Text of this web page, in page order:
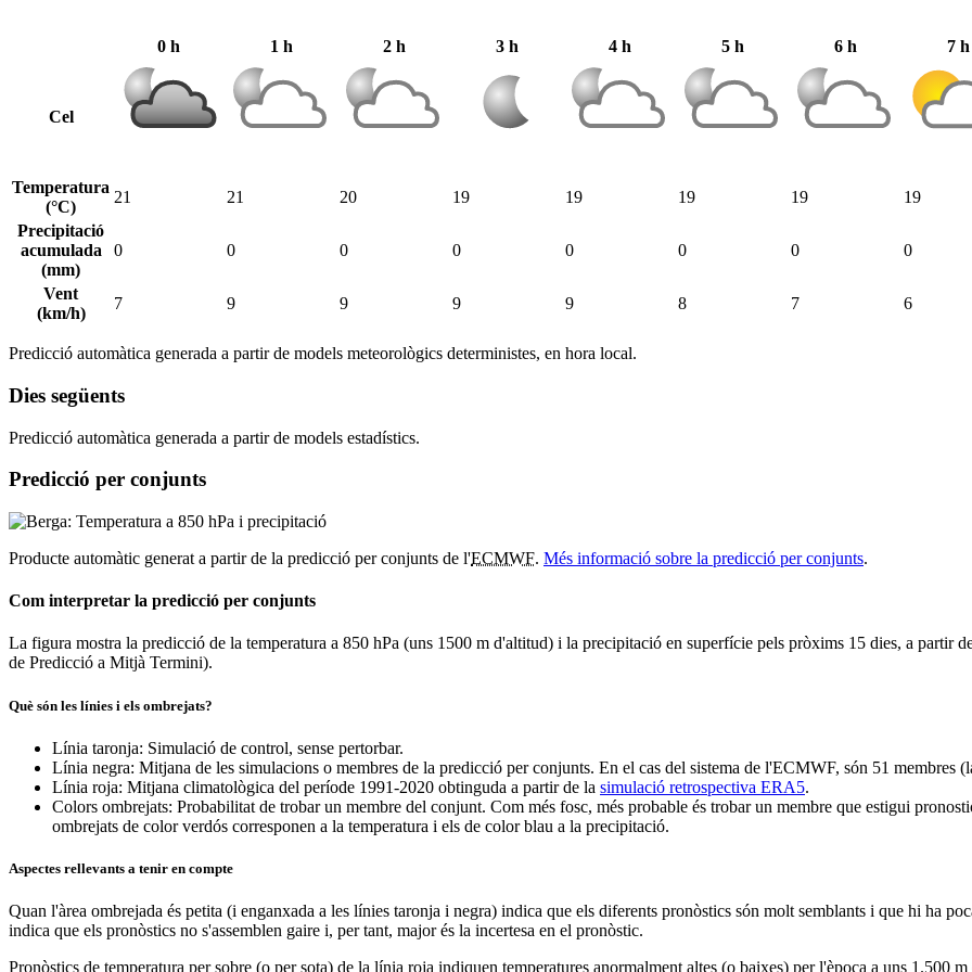
0 h
1 h 2 h 3 h 4 h 5 h 6 h 7 h
Cel
Temperatura
(°C)
21 21 20 19 19 19 19 19
Precipitació
acumulada
(mm)
0 0 0 0 0 0 0 0
Vent
(km/h)
7 9 9 9 9 8 7 6
Predicció automàtica generada a partir de models meteorològics deterministes, en hora local.
Dies següents
Predicció automàtica generada a partir de models estadístics.
Predicció per conjunts
Producte automàtic generat a partir de la predicció per conjunts de l'ECMWF. Més informació sobre la predicció per conjunts.
Com interpretar la predicció per conjunts
La figura mostra la predicció de la temperatura a 850 hPa (uns 1500 m d'altitud) i la precipitació en superfície pels pròxims 15 dies, a partir
de Predicció a Mitjà Termini).
Què són les línies i els ombrejats?
Línia taronja: Simulació de control, sense pertorbar.
Línia negra: Mitjana de les simulacions o membres de la predicció per conjunts. En el cas del sistema de l'ECMWF, són 51 membres
Línia roja: Mitjana climatològica del període 1991-2020 obtinguda a partir de la simulació retrospectiva ERA5.
Colors ombrejats: Probabilitat de trobar un membre del conjunt. Com més fosc, més probable és trobar un membre que estigui
ombrejats de color verdós corresponen a la temperatura i els de color blau a la precipitació.
Aspectes rellevants a tenir en compte
Quan l'àrea ombrejada és petita (i enganxada a les línies taronja i negra) indica que els diferents pronòstics són molt semblants i que hi ha
indica que els pronòstics no s'assemblen gaire i, per tant, major és la incertesa en el pronòstic.
Pronòstics de temperatura per sobre (o per sota) de la línia roja indiquen temperatures anormalment altes (o baixes) per l'època a uns 1.500